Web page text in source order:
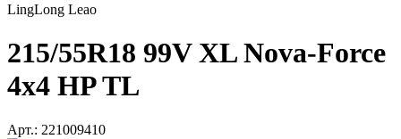
LingLong Leao
215/55R18 99V XL Nova-Force
4x4 HP TL
Арт.: 221009410